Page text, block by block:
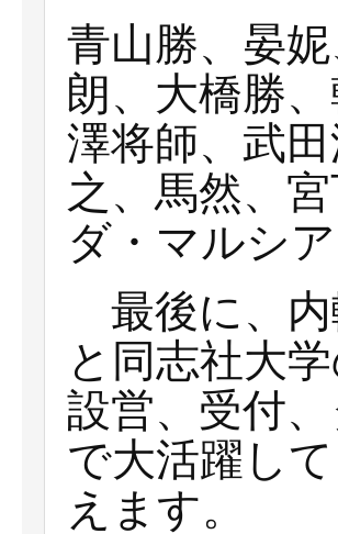
青山勝、晏
朗、大橋勝
澤将師、武
之、馬然、
ダ・マルシ
最後に、内
と同志社大
設営、受付
で大活躍し
えます。